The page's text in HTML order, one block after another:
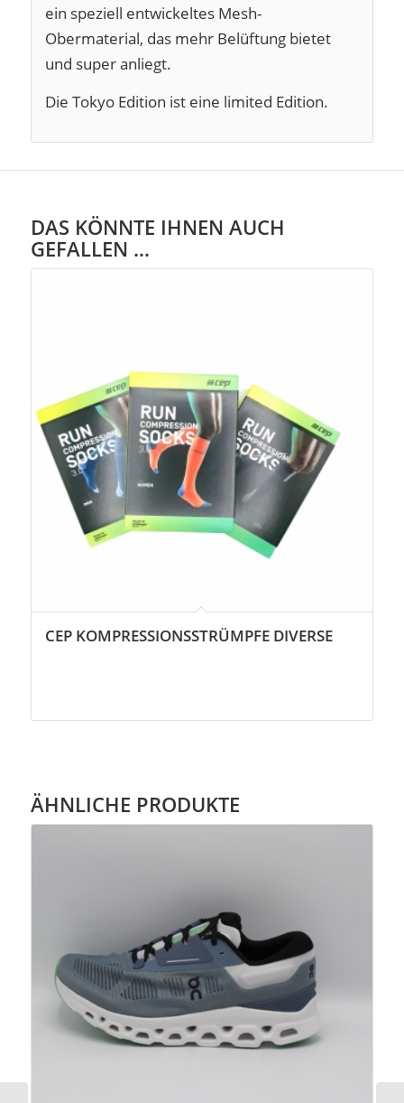
ein speziell entwickeltes Mesh-
Obermaterial, das mehr Belüftung bietet
und super anliegt.
Die Tokyo Edition ist eine limited Edition.
DAS KÖNNTE IHNEN AUCH
GEFALLEN …
CEP KOMPRESSIONSSTRÜMPFE DIVERSE
ÄHNLICHE PRODUKTE